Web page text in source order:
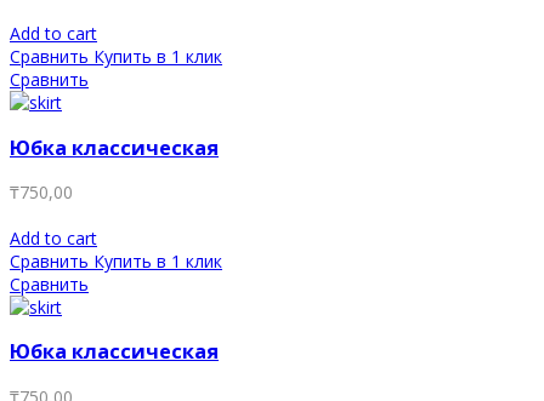
Add to cart
Сравнить Купить в 1 клик
Сравнить
Юбка классическая
₸750,00
Add to cart
Сравнить Купить в 1 клик
Сравнить
Юбка классическая